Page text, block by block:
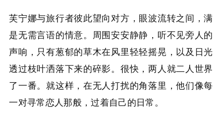
芙宁娜与旅行者彼此望向对方，眼波流转之间，满
是无需言语的情意。周围安安静静，听不见旁人的
声响，只有葱郁的草木在风里轻轻摇晃，以及日光
透过枝叶洒落下来的碎影。很快，两人就二人世界
了一番。就这样，在无人打扰的角落里，他们像每
一对寻常恋人那般，过着自己的日常。